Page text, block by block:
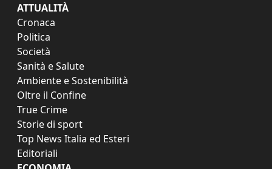
ATTUALITÀ
Cronaca
Politica
Società
Sanità e Salute
Ambiente e Sostenibilità
Oltre il Confine
True Crime
Storie di sport
Top News Italia ed Esteri
Editoriali